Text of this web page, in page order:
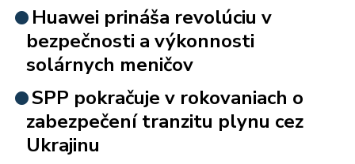
Huawei prináša revolúciu v
bezpečnosti a výkonnosti
solárnych meničov
SPP pokračuje v rokovaniach o
zabezpečení tranzitu plynu cez
Ukrajinu